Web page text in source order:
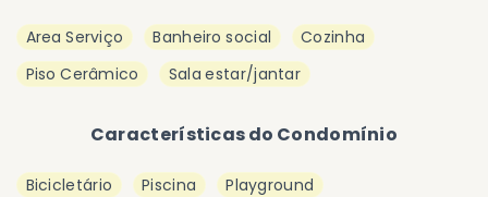
Area Serviço Banheiro social
Cozinha
Piso Cerâmico
Sala estar/jantar
Características do Condomínio
Bicicletário Piscina
Playground